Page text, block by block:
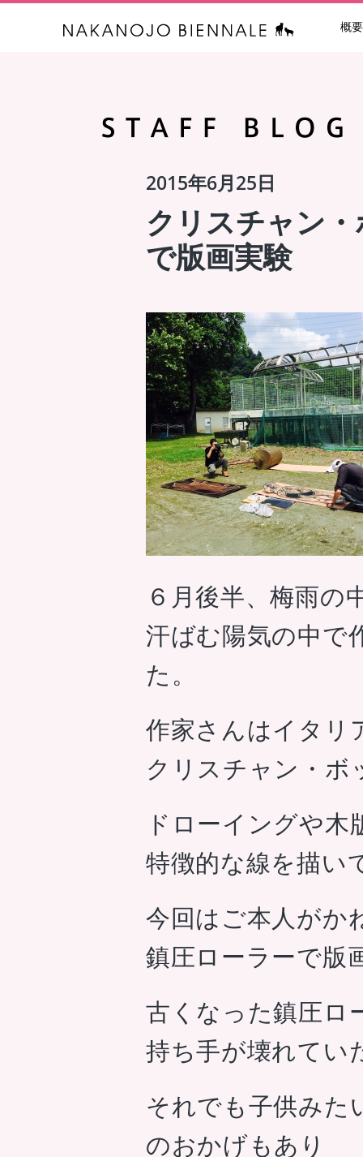
中之条ビエ
概要
2015年6月25日
クリスチャン
で版画実験
６月後半、梅雨の
汗ばむ陽気の中で
た。
作家さんはイタリ
クリスチャン・ボ
ドローイングや木
特徴的な線を描い
今回はご本人がか
鎮圧ローラーで版
古くなった鎮圧ロ
持ち手が壊れてい
それでも子供みた
のおかげもあり